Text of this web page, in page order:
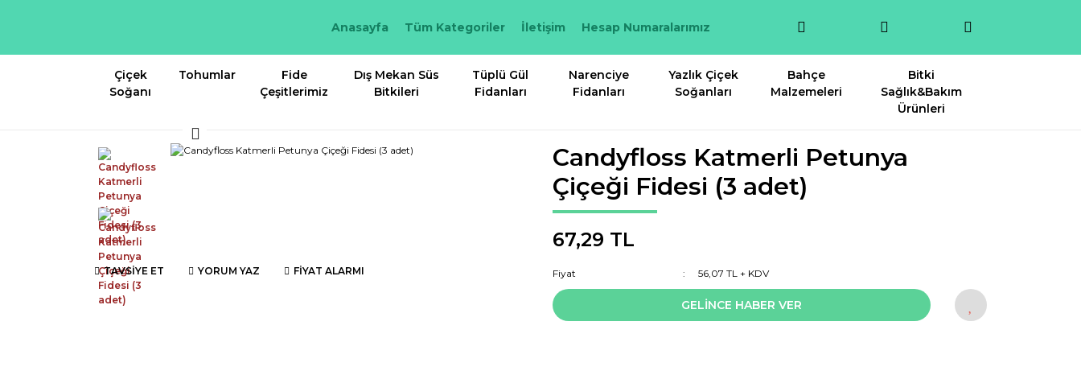
Anasayfa Tüm Kategoriler İletişim Hesap Numaralarımız
Çiçek
Soğanı
Tohumlar
Fide
Çeşitlerimiz
Dış Mekan Süs
Bitkileri
Tüplü Gül
Fidanları
Narenciye
Fidanları
Yazlık Çiçek
Soğanları
Bahçe
Malzemeleri
Bitki
Sağlık&Bakım
Ürünleri
TAVSİYE ET YORUM YAZ FİYAT ALARMI
Candyfloss Katmerli Petunya
Çiçeği Fidesi (3 adet)
67,29 TL
Fiyat 56,07 TL + KDV
GELİNCE HABER VER